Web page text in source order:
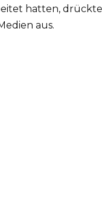
hatten,
aus.